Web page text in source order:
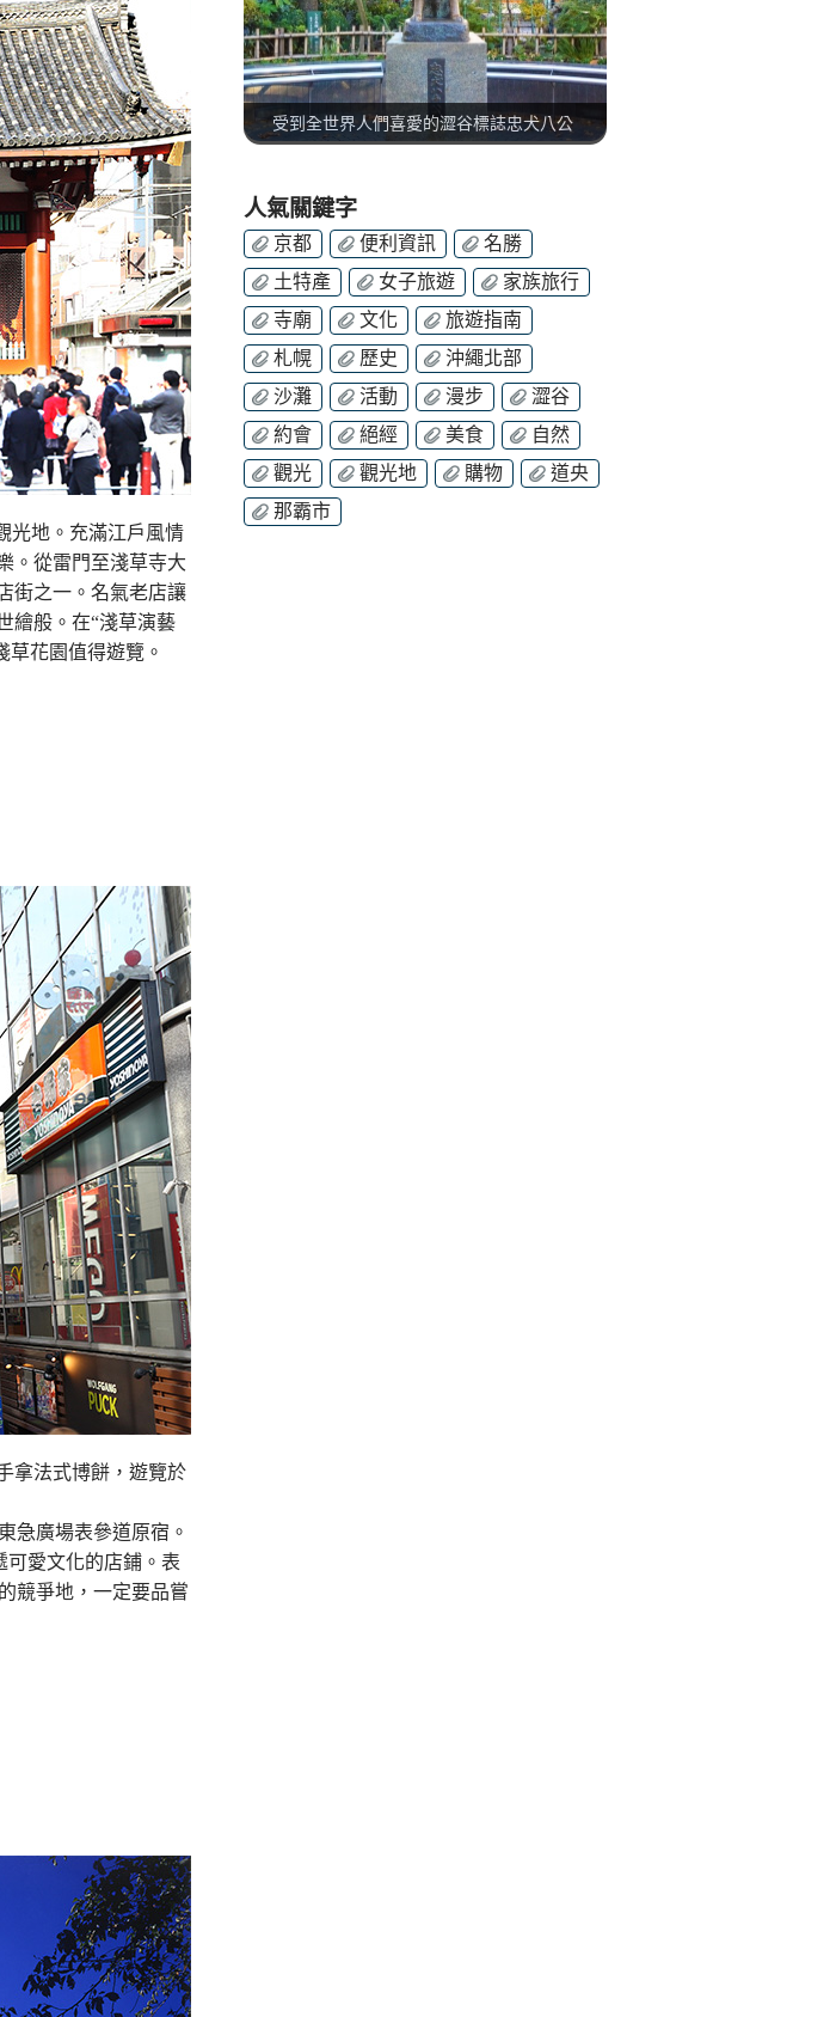
光地。充滿江戶風情
。從雷門至淺草寺大
街之一。名氣老店讓
繪般。在“淺草演藝
草花園值得遊覽。
拿法式博餅，遊覽於
急廣場表參道原宿。
可愛文化的店鋪。表
競爭地，一定要品嘗
受到全世界人們喜愛的澀谷標誌忠犬八公
人氣關鍵字
京都 便利資訊
名勝
土特產
女子旅遊
家族旅行
寺廟
文化
旅遊指南
札幌
歷史
沖繩北部
沙灘
活動 漫步
澀谷
約會
絕經 美食
自然
觀光
觀光地 購物
道央
那霸市